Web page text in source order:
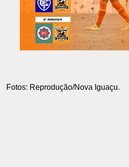
Fotos: Reprodução/Nova Iguaçu.